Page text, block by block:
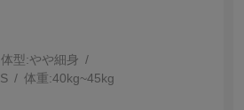
体型:細身
S 体重:40kg~45kg